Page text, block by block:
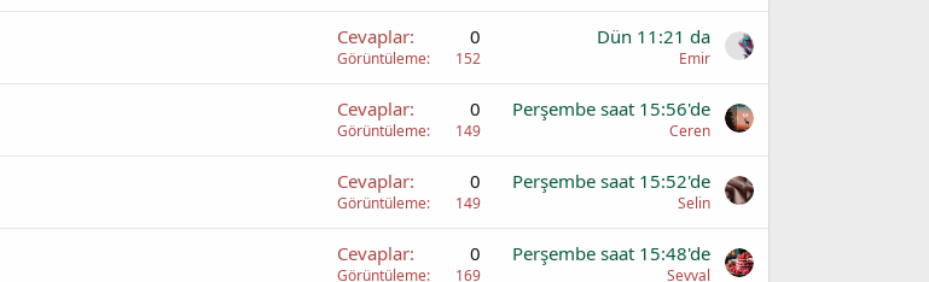
Cevaplar 0
Görüntüleme 152
Dün 11:21 da
Emir
Cevaplar 0
Görüntüleme 149
Perşembe saat 15:56'de
Ceren
Cevaplar 0
Görüntüleme 149
Perşembe saat 15:52'de
Selin
Cevaplar 0
Görüntüleme 169
Perşembe saat 15:48'de
Sevval